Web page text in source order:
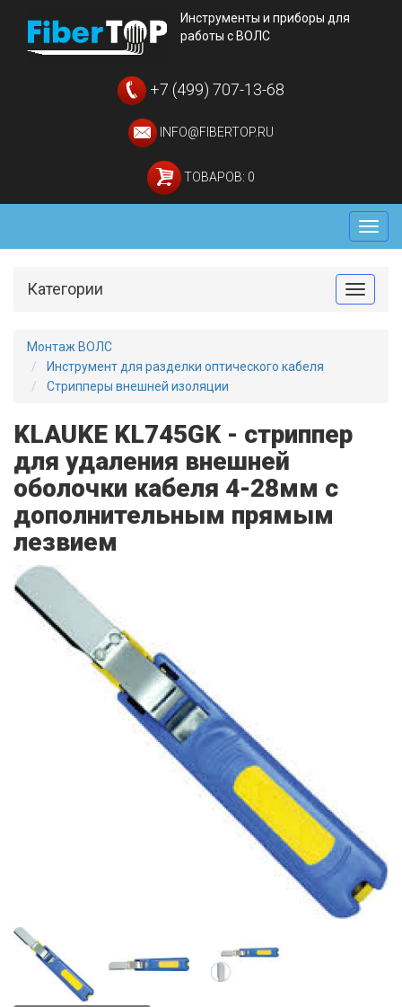
Инструменты и приборы для
работы с ВОЛС
+7 (499) 707-13-68
INFO@FIBERTOP.RU
ТОВАРОВ: 0
Меню
Toggle
Категории
Монтаж ВОЛС
Инструмент для разделки оптического кабеля
Стрипперы внешней изоляции
KLAUKE KL745GK - стриппер
для удаления внешней
оболочки кабеля 4-28мм с
дополнительным прямым
лезвием